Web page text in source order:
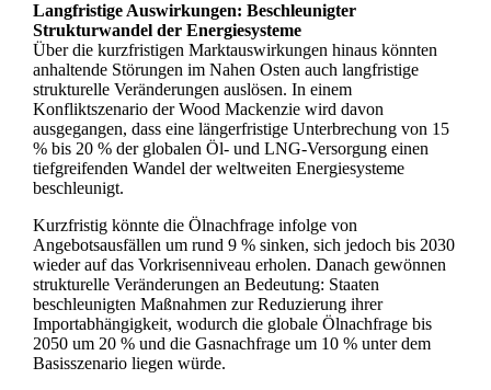
Langfristige Auswirkungen: Beschleunigter
Strukturwandel der Energiesysteme
Über die kurzfristigen Marktauswirkungen hinaus könnten
anhaltende Störungen im Nahen Osten auch langfristige
strukturelle Veränderungen auslösen. In einem
Konfliktszenario der Wood Mackenzie wird davon
ausgegangen, dass eine längerfristige Unterbrechung von 15
% bis 20 % der globalen Öl- und LNG‑Versorgung einen
tiefgreifenden Wandel der weltweiten Energiesysteme
beschleunigt.
Kurzfristig könnte die Ölnachfrage infolge von
Angebotsausfällen um rund 9 % sinken, sich jedoch bis 2030
wieder auf das Vorkrisenniveau erholen. Danach gewönnen
strukturelle Veränderungen an Bedeutung: Staaten
beschleunigten Maßnahmen zur Reduzierung ihrer
Importabhängigkeit, wodurch die globale Ölnachfrage bis
2050 um 20 % und die Gasnachfrage um 10 % unter dem
Basisszenario liegen würde.